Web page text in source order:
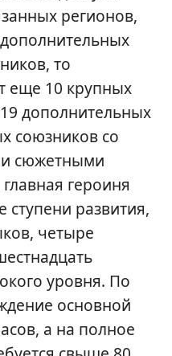
регионов,
то
еще 10 крупных
дополнительных
союзников со
и сюжетными
героиня
развития,
четыре
уровня. По
основной
а на полное